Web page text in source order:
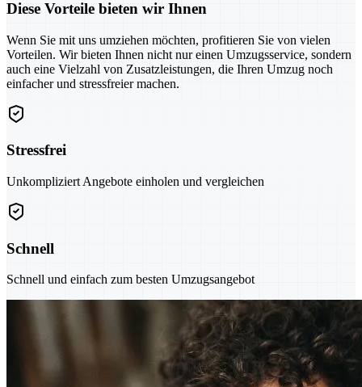
Diese Vorteile bieten wir Ihnen
Wenn Sie mit uns umziehen möchten, profitieren Sie von vielen
Vorteilen. Wir bieten Ihnen nicht nur einen Umzugsservice, sondern
auch eine Vielzahl von Zusatzleistungen, die Ihren Umzug noch
einfacher und stressfreier machen.
Stressfrei
Unkompliziert Angebote einholen und vergleichen
Schnell
Schnell und einfach zum besten Umzugsangebot